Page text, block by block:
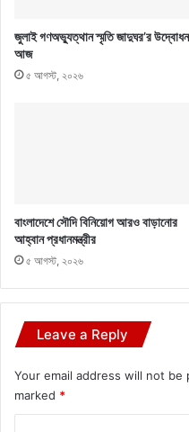
জুলাই গণঅভ্যুত্থান স্মৃতি জাদুঘর’র উদ্বোধন
আজ
৫ আগস্ট, ২০২৬
বাংলাদেশে সৌদি বিনিয়োগ আরও বাড়ানোর
আহ্বান প্রধানমন্ত্রীর
৫ আগস্ট, ২০২৬
Leave a Reply
Your email address will not be
marked *